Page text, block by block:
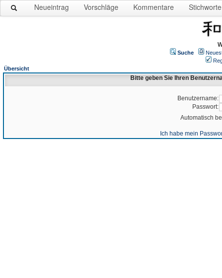
Neueintrag Vorschläge Kommentare Stichworte
Suche
Übersicht
Bitte geben Sie Ihren
Benutzername:
Passwort:
Automatisch
Ich habe mein